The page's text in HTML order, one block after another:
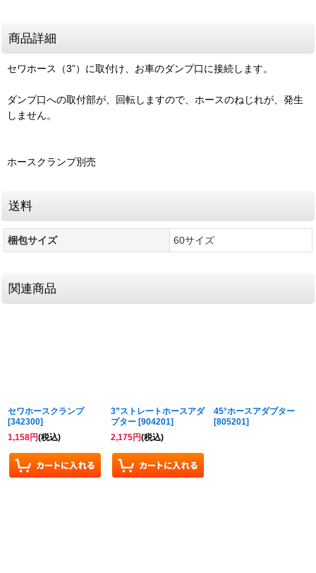
商品詳細
セワホース（3”）に取付け、お車のダンプ口に接続します。
ダンプ口への取付部が、回転しますので、ホースのねじれが、発生
しません。
ホースクランプ別売
送料
梱包サイズ 60サイズ
関連商品
セワホースクランプ
[342300]
1,158円(税込)
3”ストレートホースアダ
プター [904201]
2,175円(税込)
45°ホースアダプター
[805201]